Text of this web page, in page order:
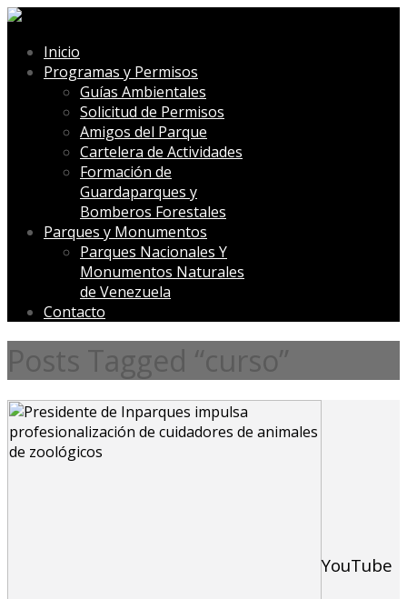
Inicio
Programas y Permisos
Guías Ambientales
Solicitud de Permisos
Amigos del Parque
Cartelera de Actividades
Formación de
Guardaparques y
Bomberos Forestales
Parques y Monumentos
Parques Nacionales Y
Monumentos Naturales
de Venezuela
Contacto
Posts Tagged “curso”
YouTube